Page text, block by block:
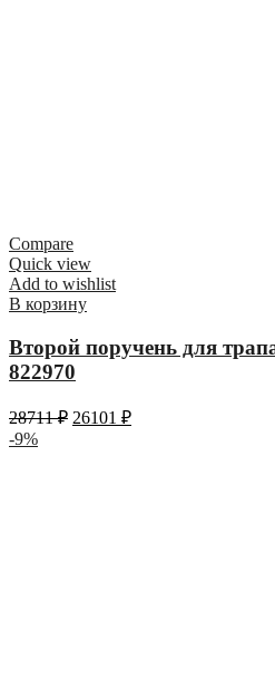
Compare
Quick view
Add to wishlist
В корзину
Второй поручень для
822970
28711₽ 26101 ₽
-9%